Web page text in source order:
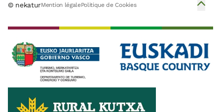
© nekaturMention légalePolitique de Cookies